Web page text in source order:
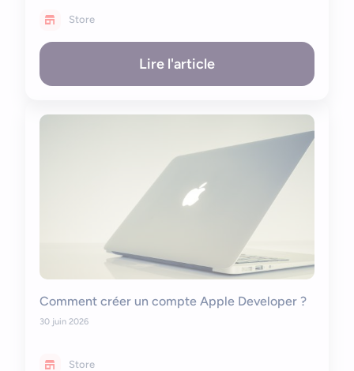
Store
Lire l'article
Comment créer un compte Apple Developer ?
30 juin 2026
Store